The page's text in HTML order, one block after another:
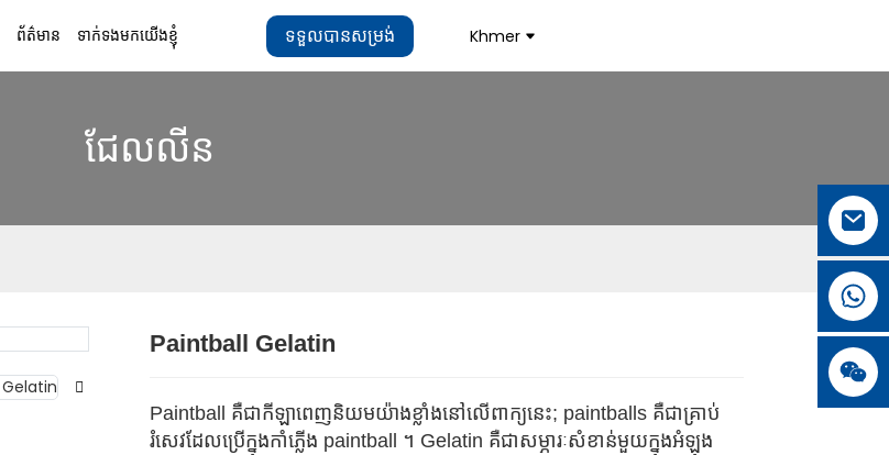
ព័ត៌មាន ទាក់ទងមកយើងខ្ញុំ ទទួលបានសម្រង់ Khmer
ជែលលីន
Loading...
Loading...
Paintball Gelatin
Paintball គឺ​ជា​កីឡា​ពេញ​និយម​យ៉ាង​ខ្លាំង​នៅ​លើ​ពាក្យ​នេះ; paintballs គឺជាគ្រាប់
រំសេវដែលប្រើក្នុងកាំភ្លើង paintball ។ Gelatin គឺជាសម្ភារៈសំខាន់មួយក្នុងអំឡុង